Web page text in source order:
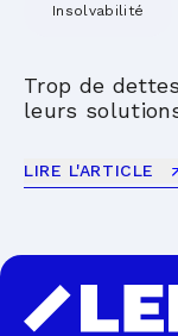
Insolvabilité
Trop de
leurs
LIRE L'ARTICLE